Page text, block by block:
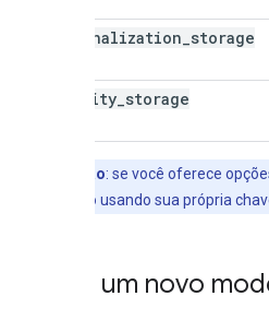
personalization storage
security storage
Observação: se você oferece
consentimento usando sua própria
Criar um novo